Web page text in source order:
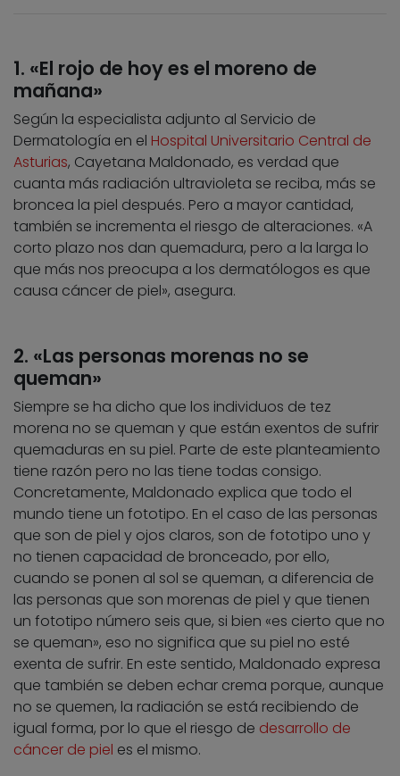
1. «El rojo de hoy es el moreno de
mañana»
Según la especialista adjunto al Servicio de
Dermatología en el Hospital Universitario Central de
Asturias, Cayetana Maldonado, es verdad que
cuanta más radiación ultravioleta se reciba, más se
broncea la piel después. Pero a mayor cantidad,
también se incrementa el riesgo de alteraciones. «A
corto plazo nos dan quemadura, pero a la larga lo
que más nos preocupa a los dermatólogos es que
causa cáncer de piel», asegura.
2. «Las personas morenas no se
queman»
Siempre se ha dicho que los individuos de tez
morena no se queman y que están exentos de sufrir
quemaduras en su piel. Parte de este planteamiento
tiene razón pero no las tiene todas consigo.
Concretamente, Maldonado explica que todo el
mundo tiene un fototipo. En el caso de las personas
que son de piel y ojos claros, son de fototipo uno y
no tienen capacidad de bronceado, por ello,
cuando se ponen al sol se queman, a diferencia de
las personas que son morenas de piel y que tienen
un fototipo número seis que, si bien «es cierto que no
se queman», eso no significa que su piel no esté
exenta de sufrir. En este sentido, Maldonado expresa
que también se deben echar crema porque, aunque
no se quemen, la radiación se está recibiendo de
igual forma, por lo que el riesgo de desarrollo de
cáncer de piel es el mismo.